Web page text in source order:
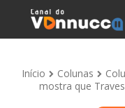
Início Colunas
mostra que